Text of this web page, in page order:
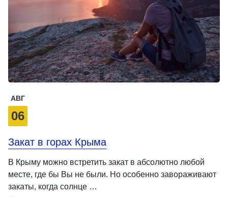
АВГ
06
Закат в горах Крыма
В Крыму можно встретить закат в абсолютно любой
месте, где бы Вы не были. Но особенно завораживают
закаты, когда солнце …